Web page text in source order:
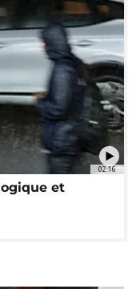
02:16
et